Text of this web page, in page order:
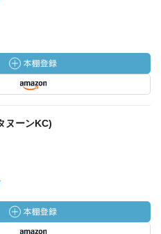
ヌーンKC)